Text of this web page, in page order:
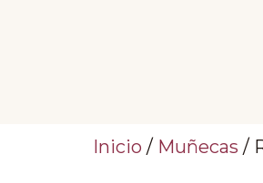
Inicio / Muñecas /